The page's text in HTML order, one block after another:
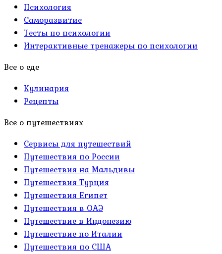
Психология
Саморазвитие
Тесты по психологии
Интерактивные тренажеры по психологии
Все о еде
Кулинария
Рецепты
Все о путешествиях
Сервисы для путешествий
Путешествия по России
Путешествия на Мальдивы
Путешествия Турция
Путешествия Египет
Путешествия в ОАЭ
Путешествие в Индонезию
Путешествие по Италии
Путешествия по США